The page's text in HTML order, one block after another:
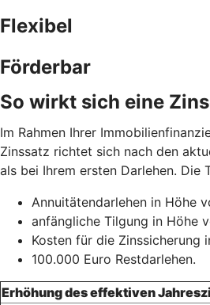
Flexibel
Förderbar
So wirkt sich eine
Im Rahmen Ihrer
Zinssatz richtet sich nach den
als bei Ihrem ersten Darlehen.
Annuitätendarlehen in Höhe
anfängliche Tilgung in Höhe
Kosten für die
100.000 Euro Restdarlehen.
Erhöhung des effektiven